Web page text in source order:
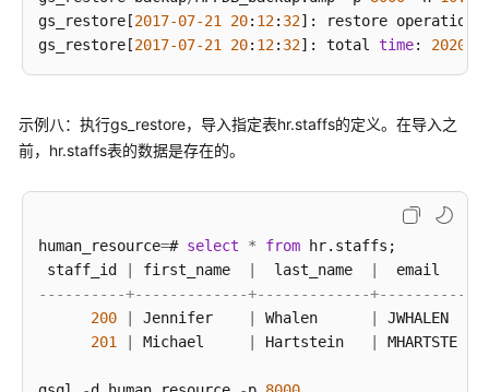
共
担
服
务
级
议
（SLA）
gs_restore[2017-07-21 20: 12: 32]: restore operation
gs_restore[2017-07-21 20: 12: 32]: total time: 20203
示例八：执行gs_restore，导入指定表hr.staffs的定义。在导入之
前，hr.staffs表的数据是存在的。
human_resource=# select * from hr.staffs;
staff_id
first_name
  last_name
  email
----------+-------------+-------------+----------
200
Jennifer Whalen JWHALEN
201
Michael Hartstein MHARTSTE